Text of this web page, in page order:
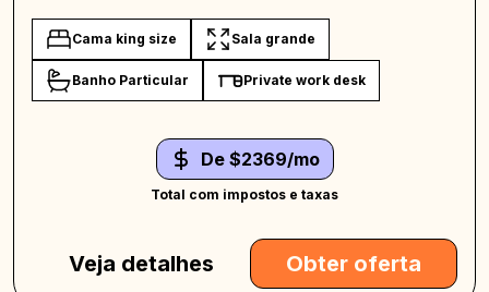
Cama king size Sala grande
Banho Particular Private work desk
De $2369/mo
Total com impostos e taxas
Veja detalhes Obter oferta